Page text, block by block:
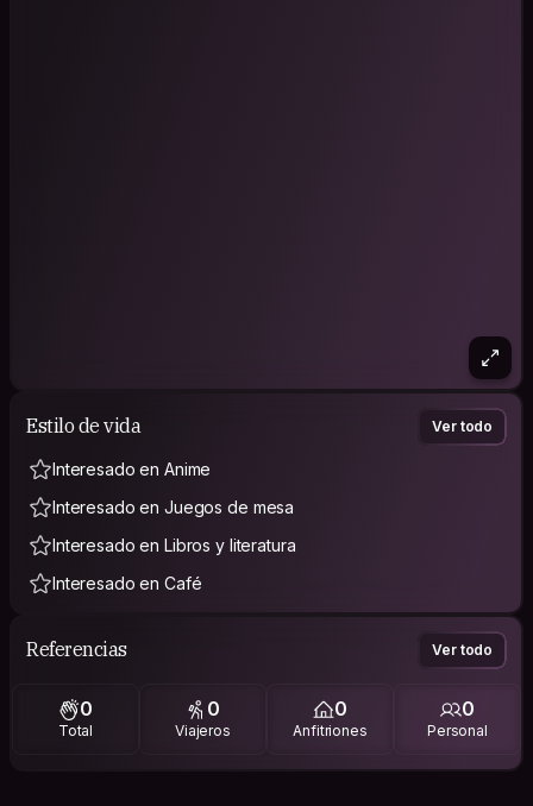
Estilo de vida Ver todo
Interesado en Anime
Interesado en Juegos de mesa
Interesado en Libros y literatura
Interesado en Café
Referencias Ver todo
0
Total
0
Viajeros
0
Anfitriones
0
Personal